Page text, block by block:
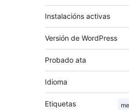
Instalacións activas
Versión de WordPress
Probado ata
Idioma
Etiquetas